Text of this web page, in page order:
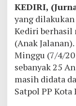
KEDIRI,
yang dilakukan
Kediri berhasil
(Anak
Minggu (7/4/
sebanyak 25
masih didata
Satpol PP Kota